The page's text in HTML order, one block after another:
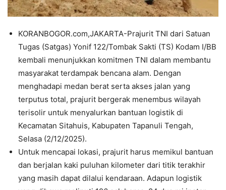
KORANBOGOR.com,JAKARTA-Prajurit TNI dari Satuan
Tugas (Satgas) Yonif 122/Tombak Sakti (TS) Kodam I/BB
kembali menunjukkan komitmen TNI dalam membantu
masyarakat terdampak bencana alam. Dengan
menghadapi medan berat serta akses jalan yang
terputus total, prajurit bergerak menembus wilayah
terisolir untuk menyalurkan bantuan logistik di
Kecamatan Sitahuis, Kabupaten Tapanuli Tengah,
Selasa (2/12/2025).
Untuk mencapai lokasi, prajurit harus memikul bantuan
dan berjalan kaki puluhan kilometer dari titik terakhir
yang masih dapat dilalui kendaraan. Adapun logistik